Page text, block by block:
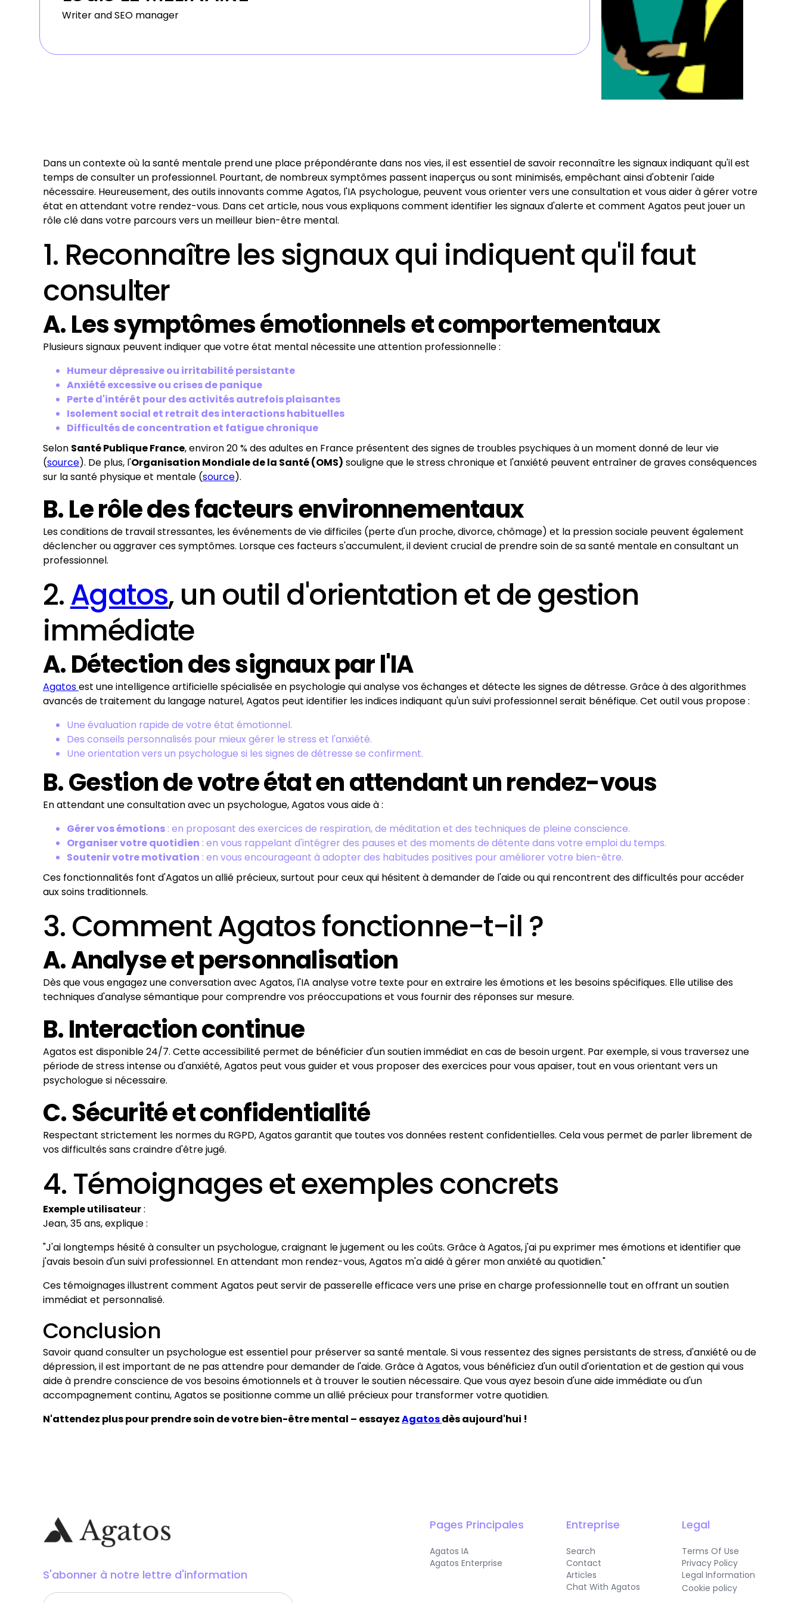
Writer and SEO manager
Dans un contexte où la santé mentale prend une place prépondérante dans nos vies, il est essentiel de savoir reconnaître les signaux indiquant qu'il est
temps de consulter un professionnel. Pourtant, de nombreux symptômes passent inaperçus ou sont minimisés, empêchant ainsi d'obtenir l'aide
nécessaire. Heureusement, des outils innovants comme Agatos, l'IA psychologue, peuvent vous orienter vers une consultation et vous aider à gérer votre
état en attendant votre rendez-vous. Dans cet article, nous vous expliquons comment identifier les signaux d'alerte et comment Agatos peut jouer un
rôle clé dans votre parcours vers un meilleur bien-être mental.
1. Reconnaître les signaux qui indiquent qu'il faut
consulter
A. Les symptômes émotionnels et comportementaux
Plusieurs signaux peuvent indiquer que votre état mental nécessite une attention professionnelle :
Humeur dépressive ou irritabilité persistante
Anxiété excessive ou crises de panique
Perte d'intérêt pour des activités autrefois plaisantes
Isolement social et retrait des interactions habituelles
Difficultés de concentration et fatigue chronique
Selon Santé Publique France, environ 20 % des adultes en France présentent des signes de troubles psychiques à un moment donné de leur vie
(source). De plus, l'Organisation Mondiale de la Santé (OMS) souligne que le stress chronique et l'anxiété peuvent entraîner de graves conséquences
sur la santé physique et mentale (source).
B. Le rôle des facteurs environnementaux
Les conditions de travail stressantes, les événements de vie difficiles (perte d'un proche, divorce, chômage) et la pression sociale peuvent également
déclencher ou aggraver ces symptômes. Lorsque ces facteurs s'accumulent, il devient crucial de prendre soin de sa santé mentale en consultant un
professionnel.
2.Agatos, un outil d'orientation et de gestion
immédiate
A. Détection des signaux par l'IA
Agatosest une intelligence artificielle spécialisée en psychologie qui analyse vos échanges et détecte les signes de détresse. Grâce à des algorithmes
avancés de traitement du langage naturel, Agatos peut identifier les indices indiquant qu'un suivi professionnel serait bénéfique. Cet outil vous propose :
Une évaluation rapide de votre état émotionnel.
Des conseils personnalisés pour mieux gérer le stress et l'anxiété.
Une orientation vers un psychologue si les signes de détresse se confirment.
B. Gestion de votre état en attendant un rendez-vous
En attendant une consultation avec un psychologue, Agatos vous aide à :
Gérer vos émotions : en proposant des exercices de respiration, de méditation et des techniques de pleine conscience.
Organiser votre quotidien : en vous rappelant d'intégrer des pauses et des moments de détente dans votre emploi du temps.
Soutenir votre motivation : en vous encourageant à adopter des habitudes positives pour améliorer votre bien-être.
Ces fonctionnalités font d'Agatos un allié précieux, surtout pour ceux qui hésitent à demander de l'aide ou qui rencontrent des difficultés pour accéder
aux soins traditionnels.
3. Comment Agatos fonctionne-t-il ?
A. Analyse et personnalisation
Dès que vous engagez une conversation avec Agatos, l'IA analyse votre texte pour en extraire les émotions et les besoins spécifiques. Elle utilise des
techniques d'analyse sémantique pour comprendre vos préoccupations et vous fournir des réponses sur mesure.
B. Interaction continue
Agatos est disponible 24/7. Cette accessibilité permet de bénéficier d'un soutien immédiat en cas de besoin urgent. Par exemple, si vous traversez une
période de stress intense ou d'anxiété, Agatos peut vous guider et vous proposer des exercices pour vous apaiser, tout en vous orientant vers un
psychologue si nécessaire.
C. Sécurité et confidentialité
Respectant strictement les normes du RGPD, Agatos garantit que toutes vos données restent confidentielles. Cela vous permet de parler librement de
vos difficultés sans craindre d'être jugé.
4. Témoignages et exemples concrets
Exemple utilisateur:
Jean, 35 ans, explique :
"J'ai longtemps hésité à consulter un psychologue, craignant le jugement ou les coûts. Grâce à Agatos, j'ai pu exprimer mes émotions et identifier que
j'avais besoin d'un suivi professionnel. En attendant mon rendez-vous, Agatos m'a aidé à gérer mon anxiété au quotidien."
Ces témoignages illustrent comment Agatos peut servir de passerelle efficace vers une prise en charge professionnelle tout en offrant un soutien
immédiat et personnalisé.
Conclusion
Savoir quand consulter un psychologue est essentiel pour préserver sa santé mentale. Si vous ressentez des signes persistants de stress, d'anxiété ou de
dépression, il est important de ne pas attendre pour demander de l'aide. Grâce à Agatos, vous bénéficiez d'un outil d'orientation et de gestion qui vous
aide à prendre conscience de vos besoins émotionnels et à trouver le soutien nécessaire. Que vous ayez besoin d'une aide immédiate ou d'un
accompagnement continu, Agatos se positionne comme un allié précieux pour transformer votre quotidien.
N'attendez plus pour prendre soin de votre bien-être mental – essayezAgatosdès aujourd'hui !
S'abonner à notre lettre d'information
Pages Principales
Agatos IA
Agatos Enterprise
Entreprise
Search
Contact
Articles
Chat With Agatos
Legal
Terms Of Use
Privacy Policy
Legal Information
Cookie policy